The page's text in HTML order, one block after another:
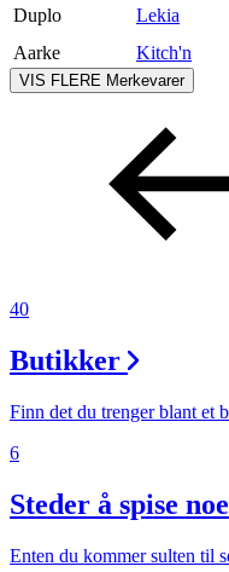
Duplo
Lekia
Aarke
Kitch'n
VIS FLERE Merkevarer
40
Butikker
Finn det du trenger blant et
6
Steder å spise
Enten du kommer sulten til